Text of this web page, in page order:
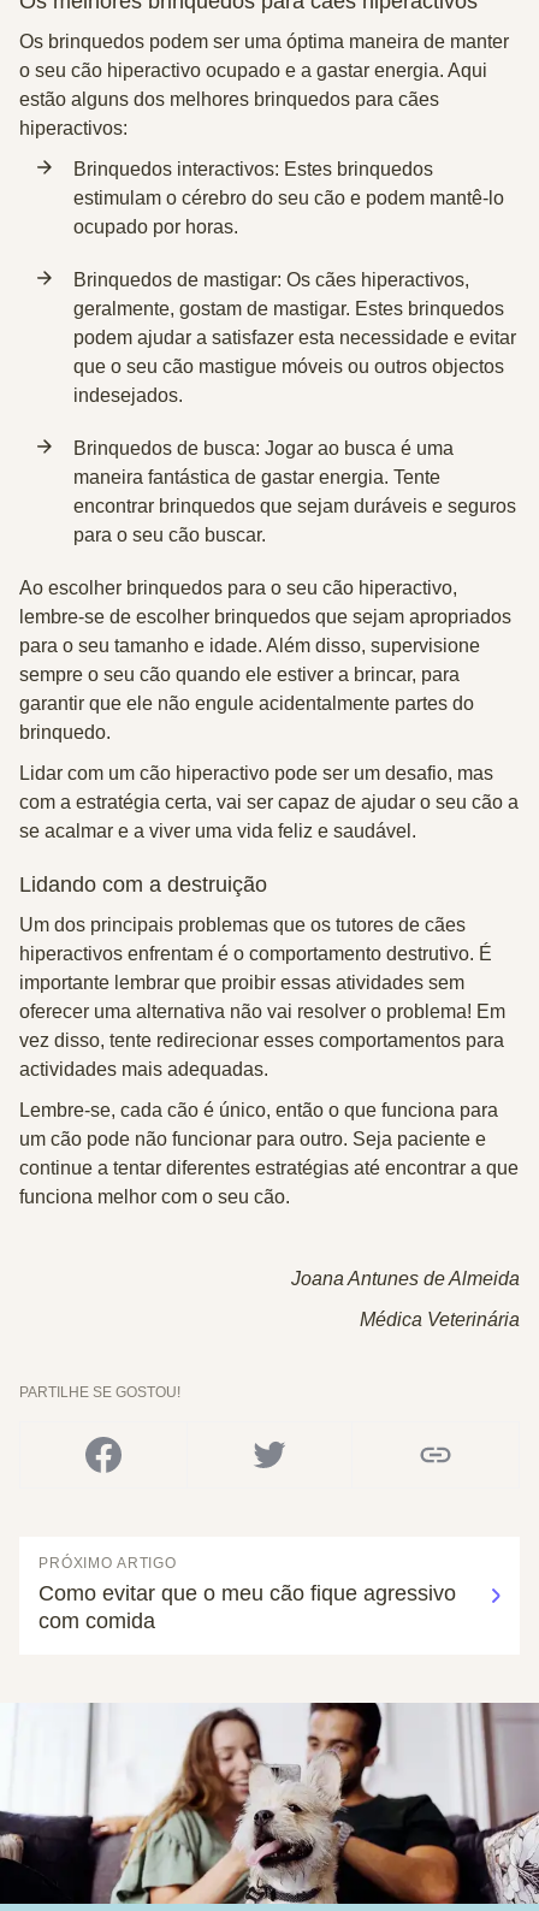
Os brinquedos podem ser uma óptima maneira de manter
o seu cão hiperactivo ocupado e a gastar energia. Aqui
estão alguns dos melhores brinquedos para cães
hiperactivos:
Brinquedos interactivos: Estes brinquedos
estimulam o cérebro do seu cão e podem mantê-lo
ocupado por horas.
Brinquedos de mastigar: Os cães hiperactivos,
geralmente, gostam de mastigar. Estes brinquedos
podem ajudar a satisfazer esta necessidade e evitar
que o seu cão mastigue móveis ou outros objectos
indesejados.
Brinquedos de busca: Jogar ao busca é uma
maneira fantástica de gastar energia. Tente
encontrar brinquedos que sejam duráveis e seguros
para o seu cão buscar.
Ao escolher brinquedos para o seu cão hiperactivo,
lembre-se de escolher brinquedos que sejam apropriados
para o seu tamanho e idade. Além disso, supervisione
sempre o seu cão quando ele estiver a brincar, para
garantir que ele não engule acidentalmente partes do
brinquedo.
Lidar com um cão hiperactivo pode ser um desafio, mas
com a estratégia certa, vai ser capaz de ajudar o seu cão a
se acalmar e a viver uma vida feliz e saudável.
Lidando com a destruição
Um dos principais problemas que os tutores de cães
hiperactivos enfrentam é o comportamento destrutivo. É
importante lembrar que proibir essas atividades sem
oferecer uma alternativa não vai resolver o problema! Em
vez disso, tente redirecionar esses comportamentos para
actividades mais adequadas.
Lembre-se, cada cão é único, então o que funciona para
um cão pode não funcionar para outro. Seja paciente e
continue a tentar diferentes estratégias até encontrar a que
funciona melhor com o seu cão.
Joana Antunes de Almeida
Médica Veterinária
PARTILHE SE GOSTOU!
PRÓXIMO ARTIGO
Como evitar que o meu cão fique agressivo
com comida